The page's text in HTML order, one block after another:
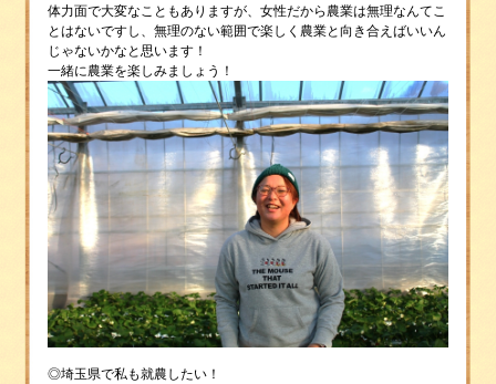
体力面で大変なこともありますが、女性だから農業は無理なんてこ
とはないですし、無理のない範囲で楽しく農業と向き合えばいいん
じゃないかなと思います！
一緒に農業を楽しみましょう！
◎埼玉県で私も就農したい！